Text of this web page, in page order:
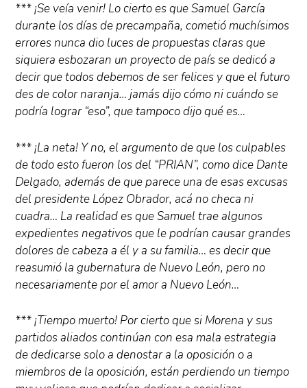
*** ¡Se veía venir! Lo cierto es que Samuel García
durante los días de precampaña, cometió muchísimos
errores nunca dio luces de propuestas claras que
siquiera esbozaran un proyecto de país se dedicó a
decir que todos debemos de ser felices y que el futuro
des de color naranja… jamás dijo cómo ni cuándo se
podría lograr “eso”, que tampoco dijo qué es…
*** ¡La neta! Y no, el argumento de que los culpables
de todo esto fueron los del “PRIAN”, como dice Dante
Delgado, además de que parece una de esas excusas
del presidente López Obrador, acá no checa ni
cuadra… La realidad es que Samuel trae algunos
expedientes negativos que le podrían causar grandes
dolores de cabeza a él y a su familia… es decir que
reasumió la gubernatura de Nuevo León, pero no
necesariamente por el amor a Nuevo León…
*** ¡Tiempo muerto! Por cierto que si Morena y sus
partidos aliados continúan con esa mala estrategia
de dedicarse solo a denostar a la oposición o a
miembros de la oposición, están perdiendo un tiempo